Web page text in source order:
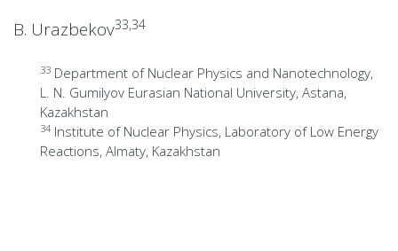
B. Urazbekov33,34
33 Department of Nuclear Physics and Nanotechnology,
L. N. Gumilyov Eurasian National University, Astana,
Kazakhstan
34 Institute of Nuclear Physics, Laboratory of Low Energy
Reactions, Almaty, Kazakhstan